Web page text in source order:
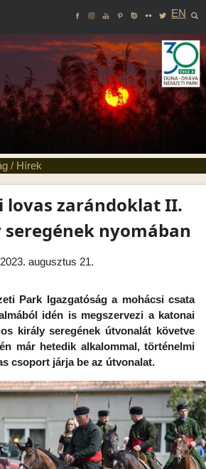
EN
/ Hírek
lovas zarándoklat II.
nyomában
2023. augusztus 21.
Park Igazgatóság a mohácsi csata
idén is megszervezi a katonai
király seregének útvonalát követve
már hetedik alkalommal, történelmi
csoport járja be az útvonalat.